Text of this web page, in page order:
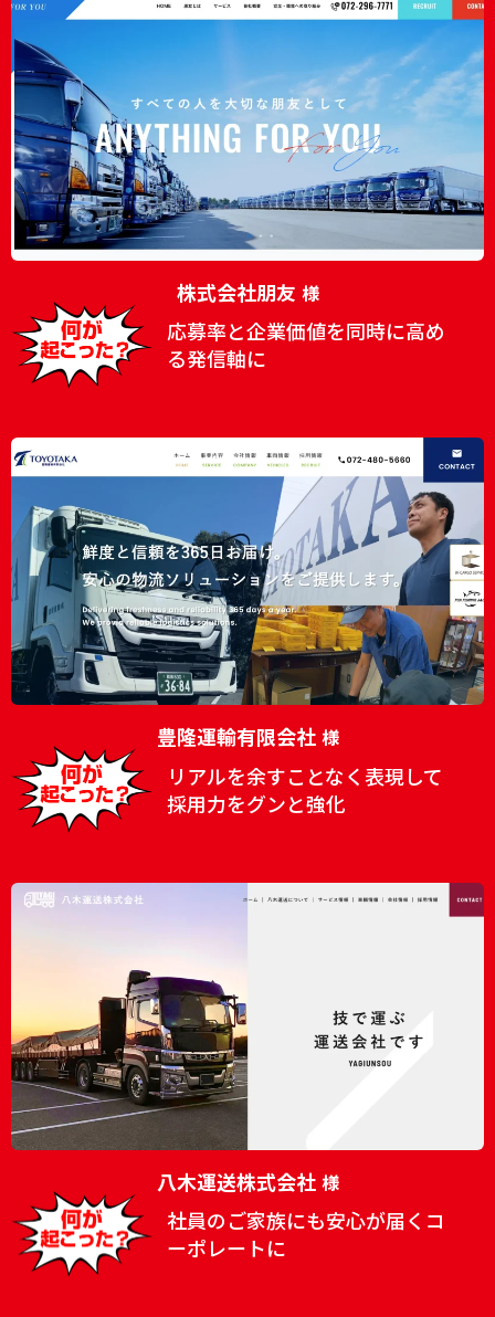
株式会社朋友 様
応募率と企業価値を同時に高め
る発信軸に
豊隆運輸有限会社 様
リアルを余すことなく表現して
採用力をグンと強化
八木運送株式会社 様
社員のご家族にも安心が届くコ
ーポレートに